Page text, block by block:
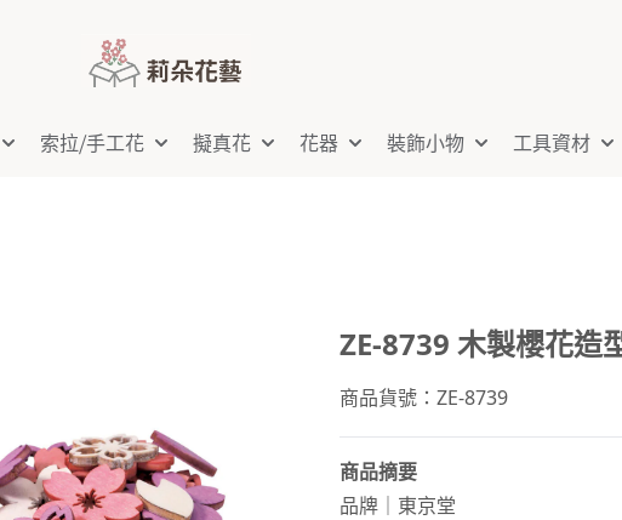
索拉⧸手工花 擬真花 花器 裝飾小物 工具資材
ZE-8739 木製櫻花造
商品貨號：ZE-8739
商品摘要
品牌｜東京堂